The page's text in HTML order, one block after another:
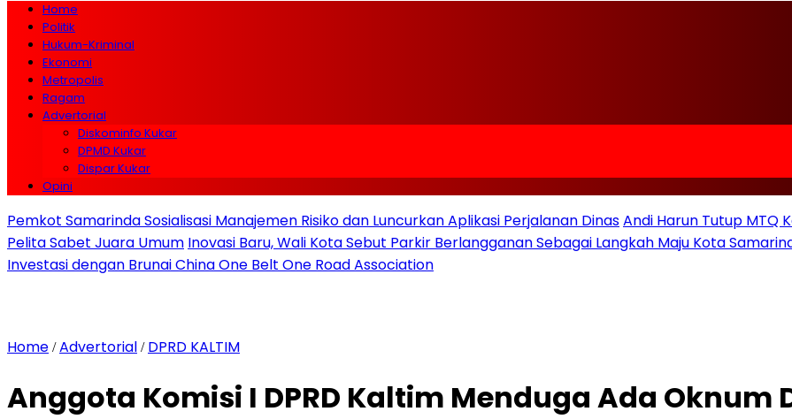
Home
Politik
Hukum-Kriminal
Ekonomi
Metropolis
Ragam
Advertorial
Diskominfo Kukar
DPMD Kukar
Dispar Kukar
Opini
Pemkot Samarinda Sosialisasi Manajemen Risiko dan Luncurkan Aplikasi Perjalanan DinasAndi Harun Tutup MTQ
Pelita Sabet Juara Umum Inovasi Baru, Wali Kota Sebut Parkir Berlangganan Sebagai Langkah Maju Kota
Investasi dengan Brunai China One Belt One Road Association
Home /Advertorial / DPRD KALTIM
Anggota Komisi I DPRD Kaltim Menduga Ada Oknum